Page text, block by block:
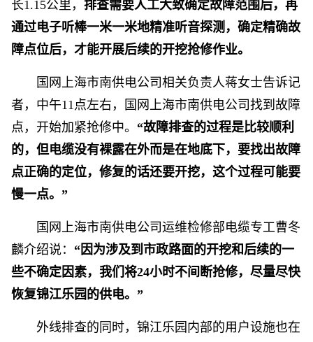
长1.15公里， 排查需要人工大致确定故障范围后，再
通过电子听棒一米一米地精准听音探测，确定精确故
障点位后，才能开展后续的开挖抢修作业。
国网上海市南供电公司相关负责人蒋女士告诉记
者，中午11点左右，国网上海市南供电公司找到故障
点，开始加紧抢修中。 “故障排查的过程是比较顺利
的，但电缆没有裸露在外而是在地底下，要找出故障
点正确的定位，修复的话还要开挖，这个过程可能要
慢一点。”
国网上海市南供电公司运维检修部电缆专工曹冬
麟介绍说： “因为涉及到市政路面的开挖和后续的一
些不确定因素，我们将24小时不间断抢修，尽量尽快
恢复锦江乐园的供电。”
外线排查的同时，锦江乐园内部的用户设施也在